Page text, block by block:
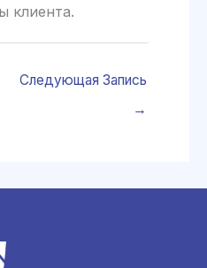
клиента.
Следующая Запись
→